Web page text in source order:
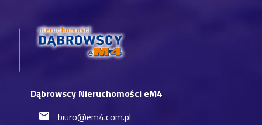
Dąbrowscy Nieruchomości eM4
biuro@em4.com.pl